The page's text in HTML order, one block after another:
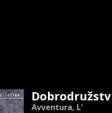
Avventura, L'